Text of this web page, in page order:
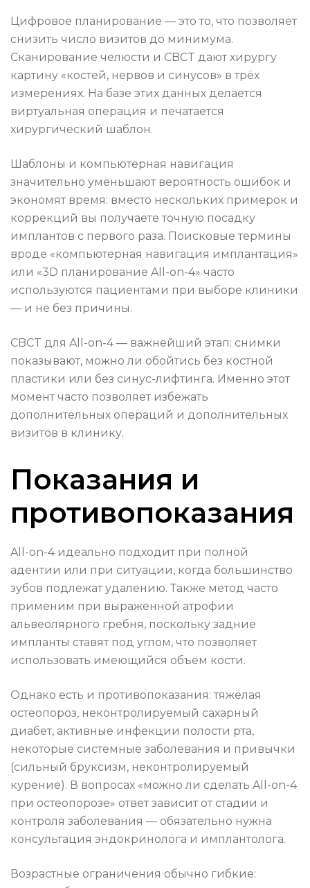
Цифровое планирование — это то, что позволяет
снизить число визитов до минимума.
Сканирование челюсти и CBCT дают хирургу
картину «костей, нервов и синусов» в трёх
измерениях. На базе этих данных делается
виртуальная операция и печатается
хирургический шаблон.
Шаблоны и компьютерная навигация
значительно уменьшают вероятность ошибок и
экономят время: вместо нескольких примерок и
коррекций вы получаете точную посадку
имплантов с первого раза. Поисковые термины
вроде «компьютерная навигация имплантация»
или «3D планирование All-on-4» часто
используются пациентами при выборе клиники
— и не без причины.
CBCT для All-on-4 — важнейший этап: снимки
показывают, можно ли обойтись без костной
пластики или без синус-лифтинга. Именно этот
момент часто позволяет избежать
дополнительных операций и дополнительных
визитов в клинику.
Показания и
противопоказания
All-on-4 идеально подходит при полной
адентии или при ситуации, когда большинство
зубов подлежат удалению. Также метод часто
применим при выраженной атрофии
альвеолярного гребня, поскольку задние
импланты ставят под углом, что позволяет
использовать имеющийся объём кости.
Однако есть и противопоказания: тяжёлая
остеопороз, неконтролируемый сахарный
диабет, активные инфекции полости рта,
некоторые системные заболевания и привычки
(сильный бруксизм, неконтролируемый
курение). В вопросах «можно ли сделать All-on-4
при остеопорозе» ответ зависит от стадии и
контроля заболевания — обязательно нужна
консультация эндокринолога и имплантолога.
Возрастные ограничения обычно гибкие: